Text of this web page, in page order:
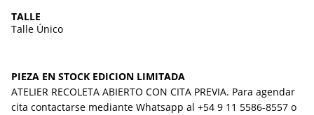
TALLE
Talle Único
PIEZA EN STOCK EDICION LIMITADA
ATELIER RECOLETA ABIERTO CON CITA PREVIA. Para agendar
cita contactarse mediante Whatsapp al +54 9 11 5586-8557 o